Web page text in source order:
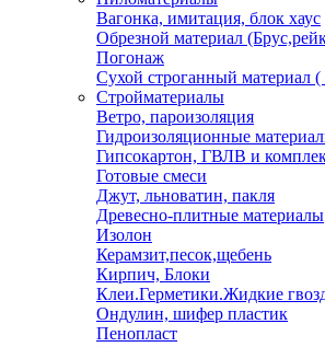
Вагонка, имитация, блок хаус
Обрезной материал
Погонаж
Сухой строганный материал (
Стройматериалы
Ветро, пароизоляция
Гидроизоляционные
Гипсокартон, ГВЛВ и
Готовые смеси
Джут, льноватин, пакля
Древесно-плитные материалы
Изолон
Керамзит,песок,щебень
Кирпич, Блоки
Клеи.Герметики.Жидкие
Ондулин, шифер пластик
Пенопласт